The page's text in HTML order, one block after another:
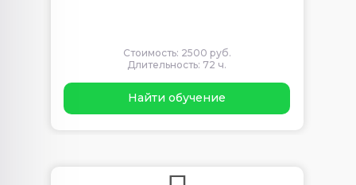
Стоимость: 2500 руб.
Длительность: 72 ч.
Найти обучение